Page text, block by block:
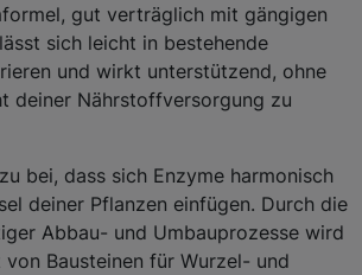
gut verträglich mit gängigen
sich leicht in bestehende
und wirkt unterstützend, ohne
deiner Nährstoffversorgung zu
bei, dass sich Enzyme harmonisch
deiner Pflanzen einfügen. Durch die
Abbau- und Umbauprozesse wird
Bausteinen für Wurzel- und